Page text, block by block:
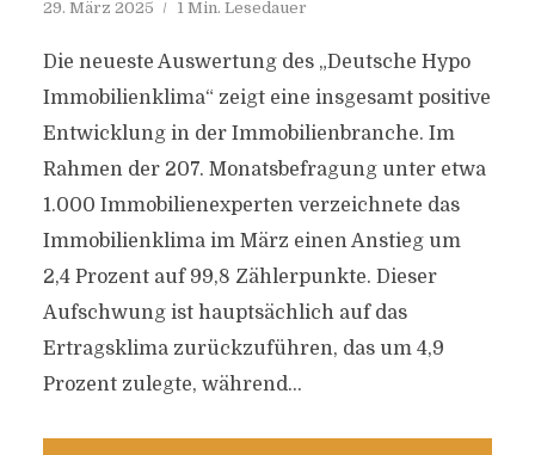
29. März 2025 1 Min. Lesedauer
Die neueste Auswertung des „Deutsche Hypo
Immobilienklima“ zeigt eine insgesamt positive
Entwicklung in der Immobilienbranche. Im
Rahmen der 207. Monatsbefragung unter etwa
1.000 Immobilienexperten verzeichnete das
Immobilienklima im März einen Anstieg um
2,4 Prozent auf 99,8 Zählerpunkte. Dieser
Aufschwung ist hauptsächlich auf das
Ertragsklima zurückzuführen, das um 4,9
Prozent zulegte, während...